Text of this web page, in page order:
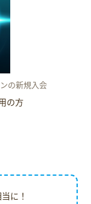
の新規入会
の方
に！